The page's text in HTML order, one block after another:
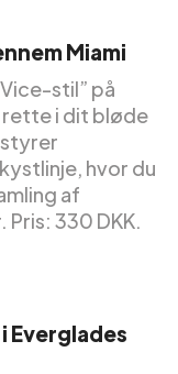
Miami
stil” på
i dit bløde
hvor du
af
330 DKK.